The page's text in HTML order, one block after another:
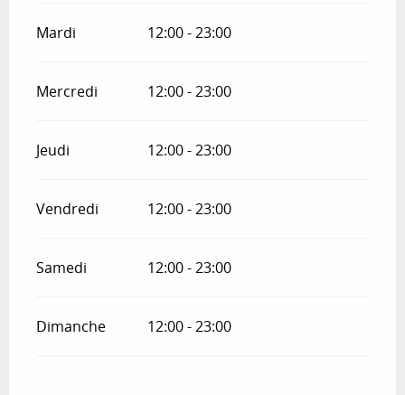
Mardi 12:00 - 23:00
Mercredi 12:00 - 23:00
Jeudi 12:00 - 23:00
Vendredi 12:00 - 23:00
Samedi 12:00 - 23:00
Dimanche 12:00 - 23:00